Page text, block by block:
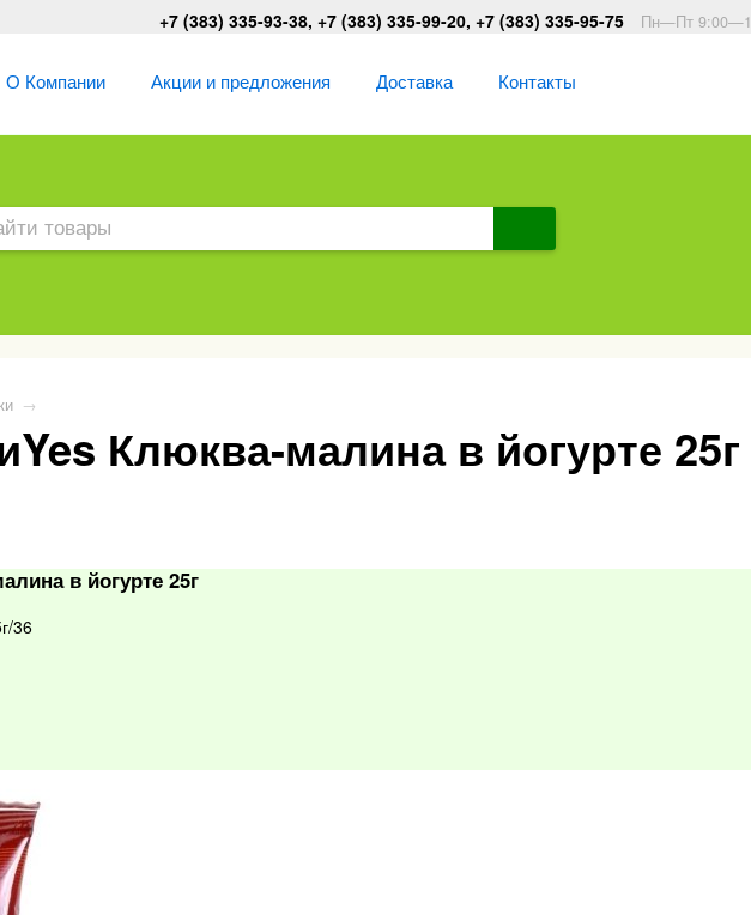
+7 (383) 335-93-38, +7 (383) 335-99-20, +7 (383) 335-95-75 Пн—Пт
О Компании Акции и предложения Доставка Контакты
→
Клюква-малина в йогурте 25г
в йогурте 25г
36